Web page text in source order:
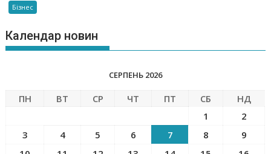
Бізнес
Календар новин
СЕРПЕНЬ 2026
ПН ВТ СР ЧТ ПТ СБ
НД
1
2
3
4 5 6 7 8
9